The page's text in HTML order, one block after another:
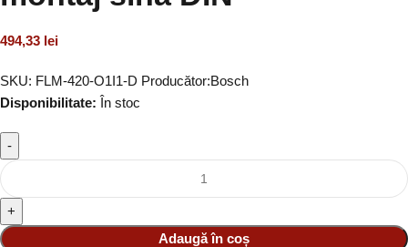
494,33 lei
SKU: FLM-420-O1I1-D Producător:Bosch
Disponibilitate: În stoc
Adaugă în coș